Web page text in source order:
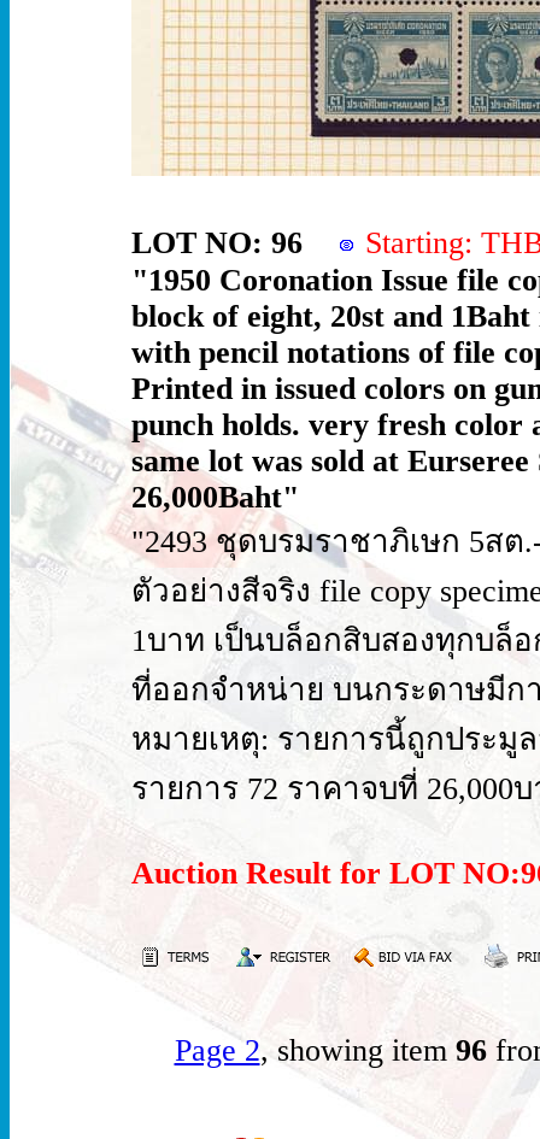
LOT NO: 96
Starting:
"1950 Coronation Issue file
block of eight, 20st and
with pencil notations of file
Printed in issued colors on
punch holds. very fresh
same lot was sold at
26,000Baht"
"2493 ชุดบรมราชาภิเษก 5สต
ตัวอย่างสีจริง file copy
1บาท เป็นบล็อกสิบสองทุกบ
ที่ออกจำหน่าย บนกระดาษมีก
หมายเหตุ: รายการนี้ถูกประมูล
รายการ 72 ราคาจบที่ 26,000
Auction Result for LOT
Page 2, showing item 96